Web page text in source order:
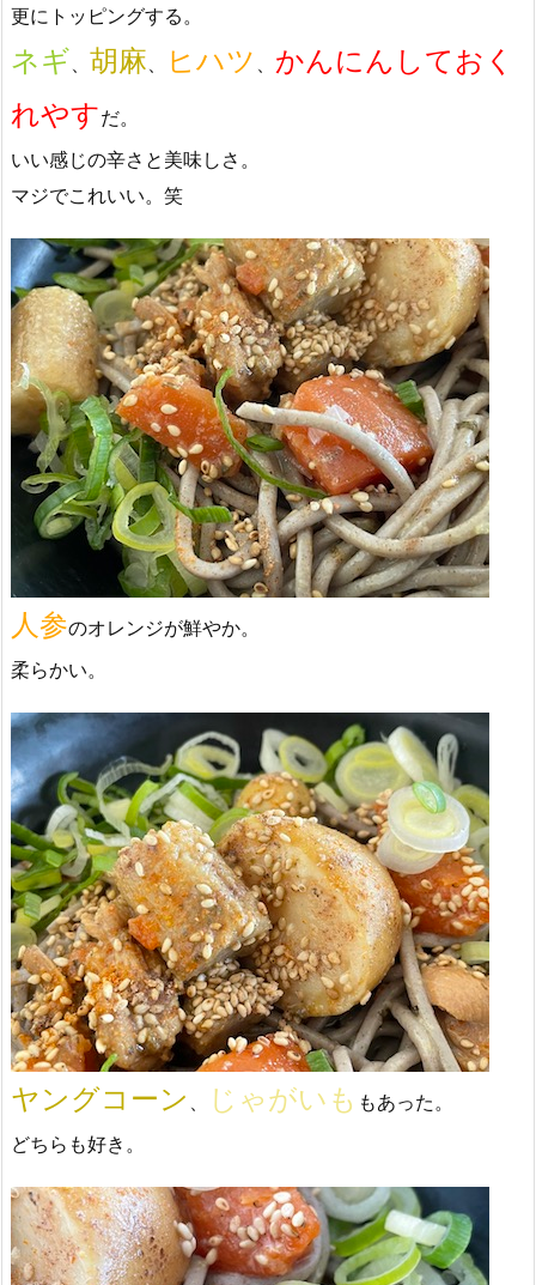
更にトッピングする。
ネギ、 胡麻、 ヒハツ 、 かんにんしておく
れやすだ。
いい感じの辛さと美味しさ。
マジでこれいい。笑
人参のオレンジが鮮やか。
柔らかい。
ヤングコーン じゃがいも もあった。
どちらも好き。